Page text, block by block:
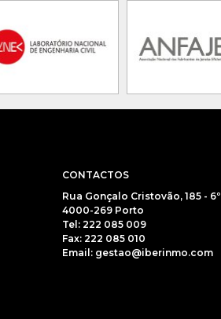
CONTACTOS
Rua Gonçalo Cristovão, 185 - 6º
4000-269 Porto
Tel: 222 085 009
Fax: 222 085 010
Email: gestao@iberinmo.com